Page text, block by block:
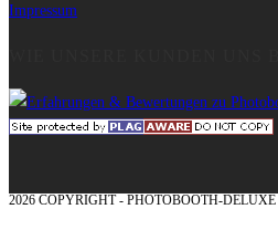
Impressum
2026 COPYRIGHT - PHOTOBOOTH-DELUXE |